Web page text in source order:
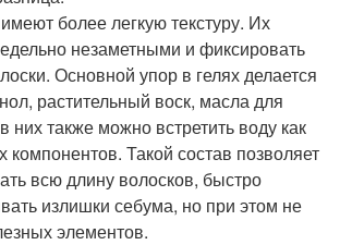
более легкую текстуру. Их
незаметными и фиксировать
Основной упор в гелях делается
растительный воск, масла для
них также можно встретить воду как
компонентов. Такой состав позволяет
всю длину волосков, быстро
излишки себума, но при этом не
элементов.